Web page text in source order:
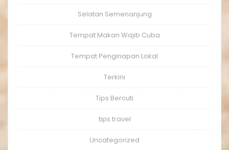
Selatan Semenanjung
Tempat Makan Wajib Cuba
Tempat Penginapan Lokal
Terkini
Tips Bercuti
tips travel
Uncategorized